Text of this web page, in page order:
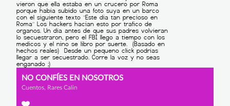
NO CONFÍES EN NOSOTROS
Cuentos, Rares Calin